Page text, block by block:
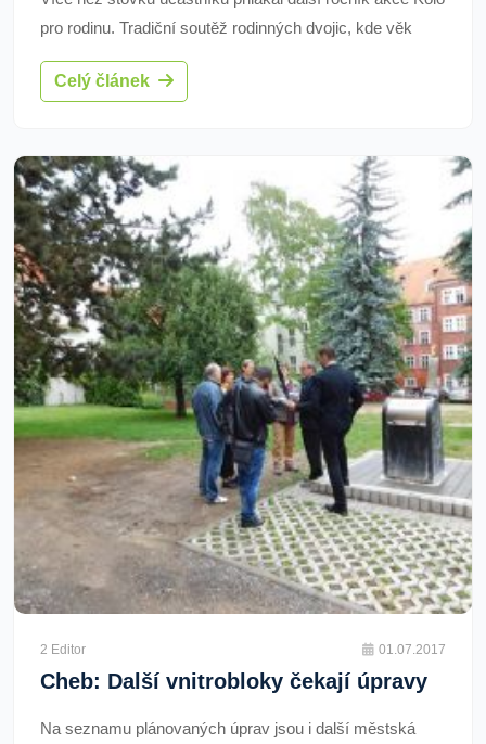
pro rodinu. Tradiční soutěž rodinných dvojic, kde věk
nehraje žádnou roli, se v polovině června opět konala na
Bílé vodě.
Celý článek
2 Editor 01.07.2017
Cheb: Další vnitrobloky čekají úpravy
Na seznamu plánovaných úprav jsou i další městská